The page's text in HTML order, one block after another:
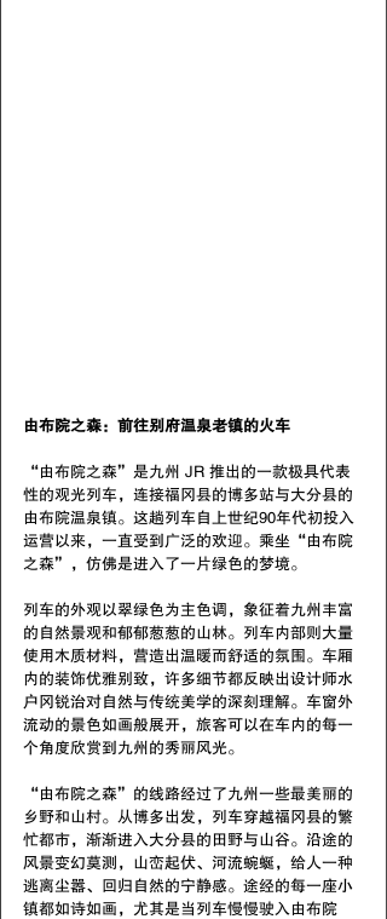
由布院之森：前往别府温泉老镇的火车
“由布院之森”是九州 JR 推出的一款极具代表
性的观光列车，连接福冈县的博多站与大分县的
由布院温泉镇。这趟列车自上世纪90年代初投入
运营以来，一直受到广泛的欢迎。乘坐“由布院
之森”，仿佛是进入了一片绿色的梦境。
列车的外观以翠绿色为主色调，象征着九州丰富
的自然景观和郁郁葱葱的山林。列车内部则大量
使用木质材料，营造出温暖而舒适的氛围。车厢
内的装饰优雅别致，许多细节都反映出设计师水
户冈锐治对自然与传统美学的深刻理解。车窗外
流动的景色如画般展开，旅客可以在车内的每一
个角度欣赏到九州的秀丽风光。
“由布院之森”的线路经过了九州一些最美丽的
乡野和山村。从博多出发，列车穿越福冈县的繁
忙都市，渐渐进入大分县的田野与山谷。沿途的
风景变幻莫测，山峦起伏、河流蜿蜒，给人一种
逃离尘嚣、回归自然的宁静感。途经的每一座小
镇都如诗如画，尤其是当列车慢慢驶入由布院